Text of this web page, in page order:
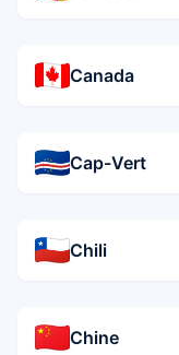
Canada
Cap-Vert
Chili
Chine